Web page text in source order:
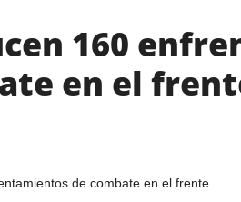
AGENCIA
contacto
servicios
160
en el